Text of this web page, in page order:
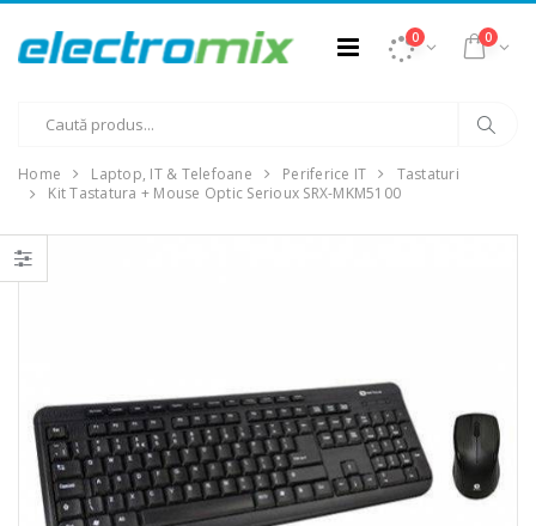
0 0
Home Laptop, IT & Telefoane Periferice IT
Tastaturi
Kit Tastatura + Mouse Optic Serioux SRX-MKM5100